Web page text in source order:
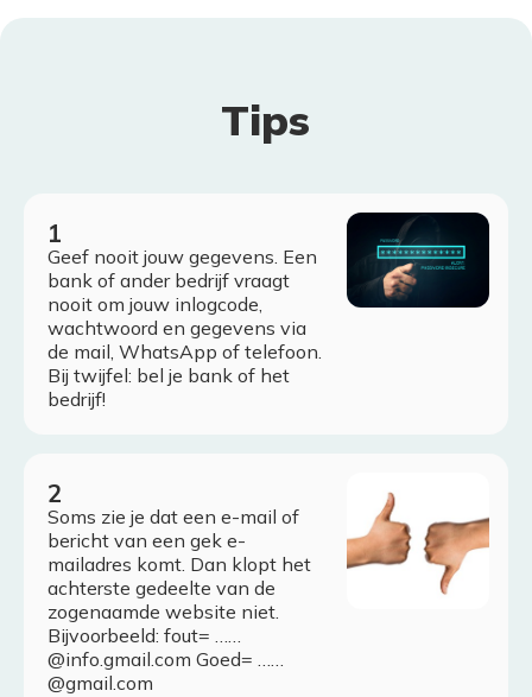
Tips
Geef nooit jouw gegevens. Een
bank of ander bedrijf vraagt
nooit om jouw inlogcode,
wachtwoord en gegevens via
de mail, WhatsApp of telefoon.
Bij twijfel: bel je bank of het
bedrijf!
Soms zie je dat een e-mail of
bericht van een gek e-
mailadres komt. Dan klopt het
achterste gedeelte van de
zogenaamde website niet.
Bijvoorbeeld: fout= ……
@info.gmail.com Goed= ……
@gmail.com